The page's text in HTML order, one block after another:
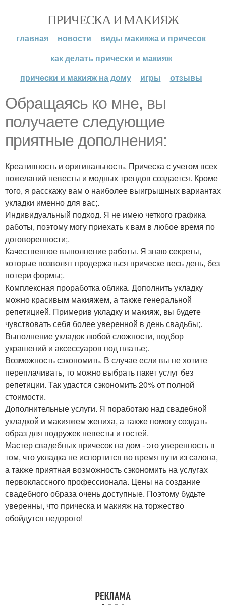
ПРИЧЕСКА И МАКИЯЖ
главная новости
виды макияжа и причесок
как делать прически и макияж
прически и макияж на дому
игры отзывы
Обращаясь ко мне, вы
получаете следующие
приятные дополнения:
Креативность и оригинальность. Прическа с учетом всех
пожеланий невесты и модных трендов создается. Кроме
того, я расскажу вам о наиболее выигрышных вариантах
укладки именно для вас;.
Индивидуальный подход. Я не имею четкого графика
работы, поэтому могу приехать к вам в любое время по
договоренности;.
Качественное выполнение работы. Я знаю секреты,
которые позволят продержаться прическе весь день, без
потери формы;.
Комплексная проработка облика. Дополнить укладку
можно красивым макияжем, а также генеральной
репетицией. Примерив укладку и макияж, вы будете
чувствовать себя более уверенной в день свадьбы;.
Выполнение укладок любой сложности, подбор
украшений и аксессуаров под платье;.
Возможность сэкономить. В случае если вы не хотите
переплачивать, то можно выбрать пакет услуг без
репетиции. Так удастся сэкономить 20% от полной
стоимости.
Дополнительные услуги. Я поработаю над свадебной
укладкой и макияжем жениха, а также помогу создать
образ для подружек невесты и гостей.
Мастер свадебных причесок на дом - это уверенность в
том, что укладка не испортится во время пути из салона,
а также приятная возможность сэкономить на услугах
первоклассного профессионала. Цены на создание
свадебного образа очень доступные. Поэтому будьте
уверенны, что прическа и макияж на торжество
обойдутся недорого!